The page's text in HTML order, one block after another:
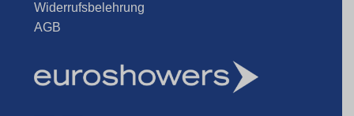
Widerrufsbelehrung
AGB